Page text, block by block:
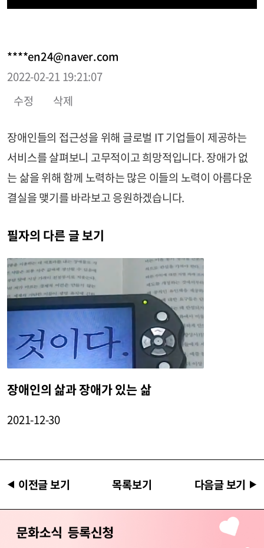
****en24@naver.com
2022-02-21 19:21:07
수정
삭제
장애인들의 접근성을 위해 글로벌 IT 기업들이 제공하는
서비스를 살펴보니 고무적이고 희망적입니다. 장애가 없
는 삶을 위해 함께 노력하는 많은 이들의 노력이 아름다운
결실을 맺기를 바라보고 응원하겠습니다.
필자의 다른 글 보기
장애인의 삶과 장애가 있는 삶
2021-12-30
이전글 보기 목록보기 다음글 보기